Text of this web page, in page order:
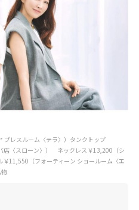
プレスルーム〈テラ〉）タンクトップ
店〈スローン〉） ネックレス￥13,200（シ
11,550（フォーティーン ショールーム〈エ